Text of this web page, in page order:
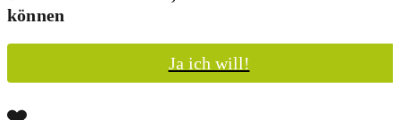
können
Ja ich will!